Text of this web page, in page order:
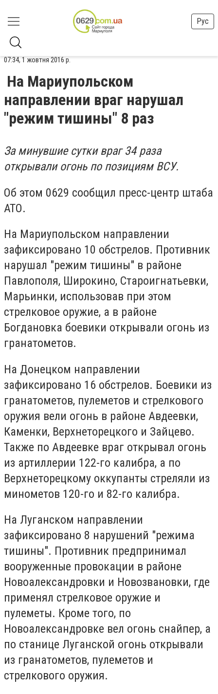
Рус
07:34, 1 жовтня 2016 р.
На Мариупольском
направлении враг нарушал
"режим тишины" 8 раз
За минувшие сутки враг 34 раза
открывали огонь по позициям ВСУ.
Об этом 0629 сообщил пресс-центр штаба
АТО.
На Мариупольском направлении
зафиксировано 10 обстрелов. Противник
нарушал "режим тишины" в районе
Павлополя, Широкино, Староигнатьевки,
Марьинки, использовав при этом
стрелковое оружие, а в районе
Богдановка боевики открывали огонь из
гранатометов.
На Донецком направлении
зафиксировано 16 обстрелов. Боевики из
гранатометов, пулеметов и стрелкового
оружия вели огонь в районе Авдеевки,
Каменки, Верхнеторецкого и Зайцево.
Также по Авдеевке враг открывал огонь
из артиллерии 122-го калибра, а по
Верхнеторецкому оккупанты стреляли из
минометов 120-го и 82-го калибра.
На Луганском направлении
зафиксировано 8 нарушений "режима
тишины". Противник предпринимал
вооруженные провокации в районе
Новоалександровки и Новозвановки, где
применял стрелковое оружие и
пулеметы. Кроме того, по
Новоалександровке вел огонь снайпер, а
по станице Луганской огонь открывали
из гранатометов, пулеметов и
стрелкового оружия.